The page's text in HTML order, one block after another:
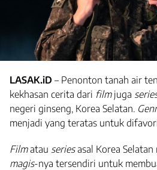
LASAK.iD – Penonton tanah air
kekhasan cerita dari filmjuga
negeri ginseng, Korea Selatan.
menjadi yang teratas untuk
Filmatau seriesasal Korea
magis-nya tersendiri untuk